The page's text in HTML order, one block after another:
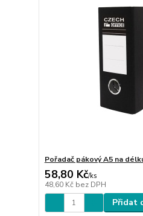
Pořadač pákový A5 na
58,80 Kč/ks
48,60 Kč bez DPH
Přidat